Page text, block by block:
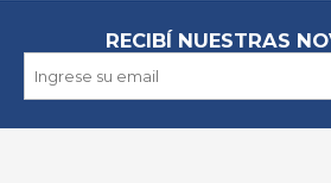
RECIBÍ NUESTRAS